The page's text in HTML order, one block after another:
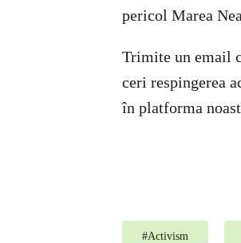
pericol Marea
Trimite un email
ceri respingerea
în platforma
#Activism